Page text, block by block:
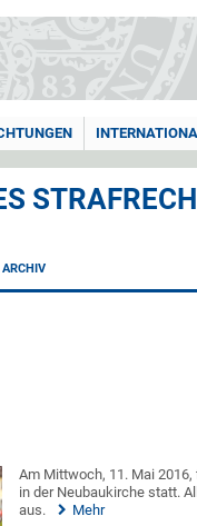
ARCHIV
Am Mittwoch, 11. Mai
in der Neubaukirche statt.
aus.
Mehr